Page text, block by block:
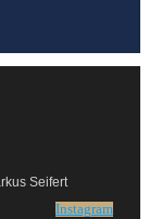
Seifert
Instagram